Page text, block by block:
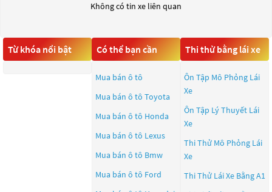
Không có tin xe liên quan
Từ khóa nổi bật Có thể bạn cần
Mua bán ô tô
Mua bán ô tô Toyota
Mua bán ô tô Honda
Mua bán ô tô Lexus
Mua bán ô tô Bmw
Mua bán ô tô Ford
Thi thử bằng lái xe
Ôn Tập Mô Phỏng Lái
Xe
Ôn Tập Lý Thuyết Lái
Xe
Thi Thử Mô Phỏng Lái
Xe
Thi Thử Lái Xe Bằng A1